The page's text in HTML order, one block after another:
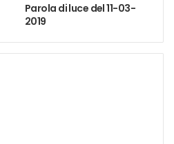
Parola di luce del 11-03-
2019